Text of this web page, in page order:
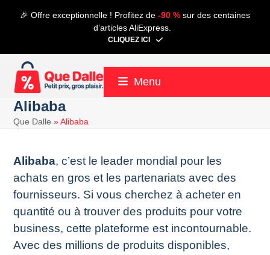
🎉 Offre exceptionnelle ! Profitez de -90 % sur des centaines
d’articles AliExpress.
CLIQUEZ ICI
Menu
Alibaba
Que Dalle »Alibaba
Alibaba, c’est le leader mondial pour les
achats en gros et les partenariats avec des
fournisseurs. Si vous cherchez à acheter en
quantité ou à trouver des produits pour votre
business, cette plateforme est incontournable.
Avec des millions de produits disponibles,